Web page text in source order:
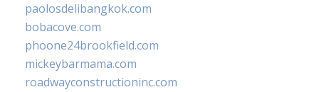
paolosdelibangkok.com
bobacove.com
phoone24brookfield.com
mickeybarmama.com
roadwayconstructioninc.com